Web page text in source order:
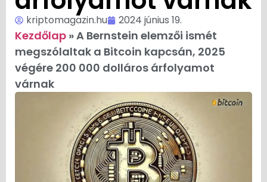
kriptomagazin.hu 2024 június 19.
Kezdőlap »A Bernstein elemzői ismét
megszólaltak a Bitcoin kapcsán, 2025
végére 200 000 dolláros árfolyamot
várnak